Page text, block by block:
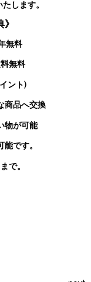
します。
無料
無料
ント)
商品へ交換
物が可能
です。
で。